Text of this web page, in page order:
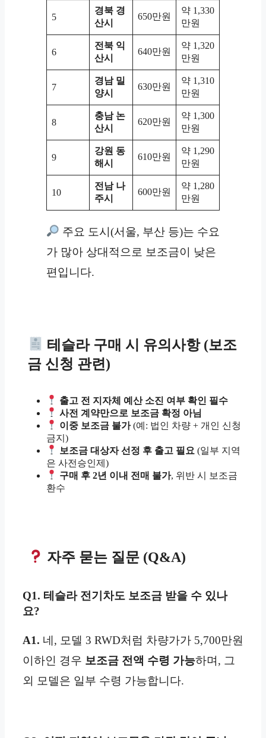
5
경북 경
산시
650만원
약 1,330
만원
6
전북 익
산시
640만원
약 1,320
만원
7
경남 밀
양시
630만원
약 1,310
만원
8
충남 논
산시
620만원
약 1,300
만원
9
강원 동
해시
610만원
약 1,290
만원
10
전남 나
주시
600만원
약 1,280
만원
주요 도시(서울, 부산 등)는 수요
가 많아 상대적으로 보조금이 낮은
편입니다.
테슬라 구매 시 유의사항 (보조
금 신청 관련)
출고 전 지자체 예산 소진 여부 확인 필수
사전 계약만으로 보조금 확정 아님
이중 보조금 불가(예: 법인 차량 + 개인 신청
금지)
보조금 대상자 선정 후 출고 필요 (일부 지역
은 사전승인제)
구매 후 2년 이내 전매 불가, 위반 시 보조금
환수
자주 묻는 질문 (Q&A)
Q1. 테슬라 전기차도 보조금 받을 수 있나
요?
A1. 네, 모델 3 RWD처럼 차량가가 5,700만원
이하인 경우 보조금 전액 수령 가능하며, 그
외 모델은 일부 수령 가능합니다.